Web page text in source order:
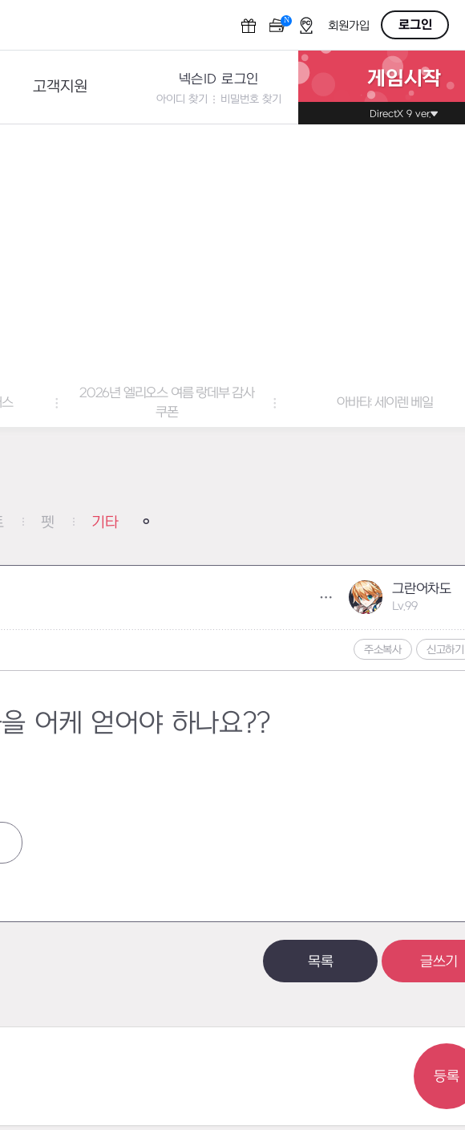
N OFF회원가입 로그인
고객지원
문의하기
넥슨ID 로그인
아이디 찾기 비밀번호 찾기
게임시작
DirectX 9 ver.
2026년 엘리오스 여름 랑데부 감사
쿠폰
아바타: 세이렌 베일
펫 기타
그란어차도
Lv.99
주소복사 신고하기
어케 얻어야 하나요??
목록 글쓰기
등록